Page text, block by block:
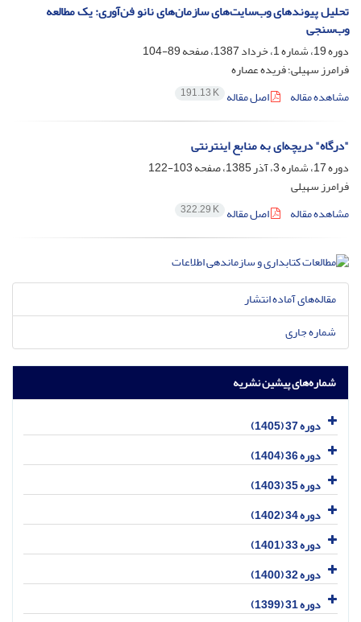
تحلیل پیوندهای وب‌سایت‌های سازمان‌های نانو فن‌آوری: یک مطالعه
وب‌سنجی
دوره 19، شماره 1، خرداد 1387، صفحه
89-104
فرامرز سهیلی؛ فریده عصاره
مشاهده مقاله
اصل مقاله 191.13 K
"درگاه" دریچه‌ای به منابع اینترنتی
دوره 17، شماره 3، آذر 1385، صفحه
103-122
فرامرز سهیلی
مشاهده مقاله
اصل مقاله 322.29 K
مقاله‌های آماده انتشار
شماره جاری
شماره‌های پیشین نشریه
دوره 37 (1405)
دوره 36 (1404)
دوره 35 (1403)
دوره 34 (1402)
دوره 33 (1401)
دوره 32 (1400)
دوره 31 (1399)